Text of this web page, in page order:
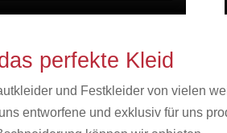
perfekte Kleid
und Festkleider von vielen
entworfene und exklusiv für uns